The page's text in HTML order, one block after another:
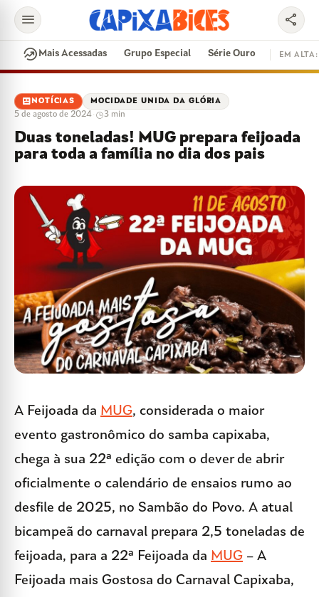
search
EM ALTA
CONTRATAÇÕES
DISPUTA DE SAMBA SAMBA-ENREDO
PARINTINS FEIJOADA EVENTOS
menu share
whatshot Mais Acessadas Grupo Especial Série Ouro EM ALTA:
newsmode NOTÍCIAS MOCIDADE UNIDA DA GLÓRIA
5 de agosto de 2024· 3 min
Duas toneladas! MUG prepara feijoada
para toda a família no dia dos pais
A Feijoada da MUG, considerada o maior
evento gastronômico do samba capixaba,
chega à sua 22ª edição com o dever de abrir
oficialmente o calendário de ensaios rumo ao
desfile de 2025, no Sambão do Povo. A atual
bicampeã do carnaval prepara 2,5 toneladas de
feijoada, para a 22ª Feijoada da MUG – A
Feijoada mais Gostosa do Carnaval Capixaba,